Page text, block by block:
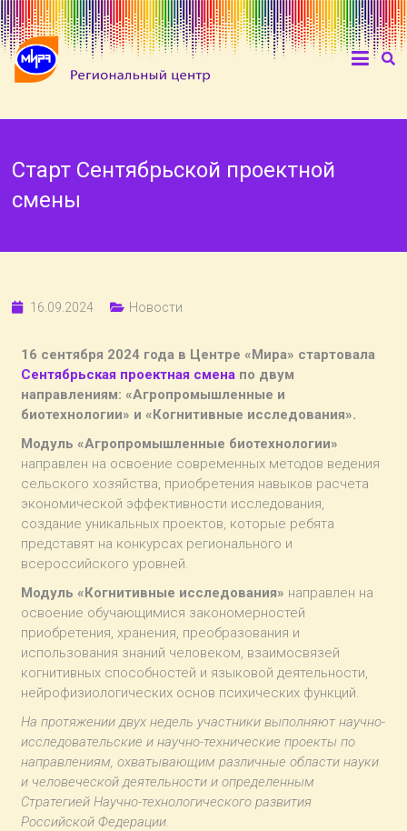
Старт Сентябрьской проектной
смены
16.09.2024 Новости
16 сентября 2024 года в Центре «Мира» стартовала
Сентябрьская проектная смена по двум
направлениям: «Агропромышленные и
биотехнологии» и «Когнитивные исследования».
Модуль «Агропромышленные биотехнологии»
направлен на освоение современных методов ведения
сельского хозяйства, приобретения навыков расчета
экономической эффективности исследования,
создание уникальных проектов, которые ребята
представят на конкурсах регионального и
всероссийского уровней.
Модуль «Когнитивные исследования» направлен на
освоение обучающимися закономерностей
приобретения, хранения, преобразования и
использования знаний человеком, взаимосвязей
когнитивных способностей и языковой деятельности,
нейрофизиологических основ психических функций.
На протяжении двух недель участники выполняют научно-
исследовательские и научно-технические проекты по
направлениям, охватывающим различные области науки
и человеческой деятельности и определенным
Стратегией Научно-технологического развития
Российской Федерации.